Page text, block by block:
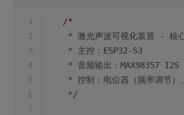
1
/*
2
* 激光声波可视化装置 - 核
3
* 主控：ESP32-S3
4
* 音频输出：MAX98357 I2S
5
* 控制：电位器（频率调节）
6
*/
7